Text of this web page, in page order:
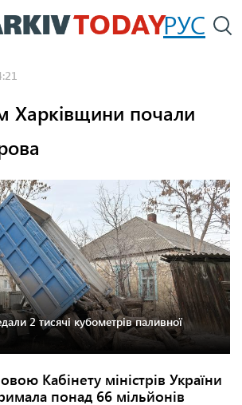
Перейти
до
РУС
почали
Фото: ХОВА
2 тисячі кубометрів паливної
Кабінету міністрів України
понад 66 мільйонів